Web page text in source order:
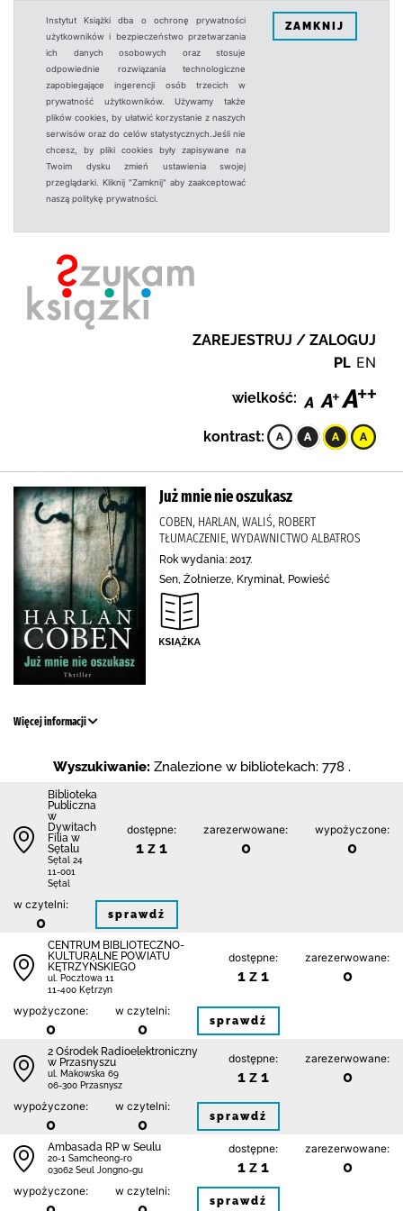
Instytut Książki dba o ochronę prywatności
użytkowników i bezpieczeństwo przetwarzania
ich danych osobowych oraz stosuje
odpowiednie rozwiązania technologiczne
zapobiegające ingerencji osób trzecich w
prywatność użytkowników. Używamy także
plików cookies, by ułatwić korzystanie z naszych
serwisów oraz do celów statystycznych.Jeśli nie
chcesz, by pliki cookies były zapisywane na
Twoim dysku zmień ustawienia swojej
przeglądarki. Kliknij "Zamknij" aby zaakceptować
naszą politykę prywatności.
ZAMKNIJ
ZAREJESTRUJ / ZALOGUJ
PL EN
wielkość:
kontrast:
Już mnie nie oszukasz
COBEN, HARLAN, WALIŚ, ROBERT
TŁUMACZENIE, WYDAWNICTWO ALBATROS
Rok wydania: 2017.
Sen, Żołnierze, Kryminał, Powieść
Więcej informacji
Wyszukiwanie: Znalezione w bibliotekach: 778 .
Biblioteka
Publiczna
w
Dywitach
Filia w
Sętalu
Sętal 24
11-001
Sętal
dostępne:
1 z 1
zarezerwowane:
0
wypożyczone:
0
w czytelni:
0 sprawdź
CENTRUM BIBLIOTECZNO-
KULTURALNE POWIATU
KĘTRZYŃSKIEGO
ul. Pocztowa 11
11-400 Kętrzyn
dostępne:
1 z 1
zarezerwowane:
0
wypożyczone:
0
w czytelni:
0 sprawdź
2 Ośrodek Radioelektroniczny
w Przasnyszu
ul. Makowska 69
06-300 Przasnysz
dostępne:
1 z 1
zarezerwowane:
0
wypożyczone:
0
w czytelni:
0 sprawdź
Ambasada RP w Seulu
20-1 Samcheong-ro
03062 Seul Jongno-gu
dostępne:
1 z 1
zarezerwowane:
0
wypożyczone: w czytelni:
sprawdź